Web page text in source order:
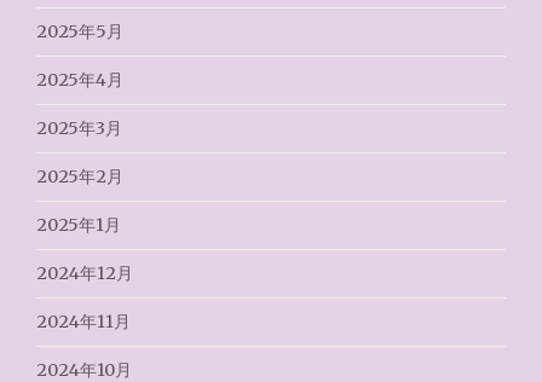
2025年5月
2025年4月
2025年3月
2025年2月
2025年1月
2024年12月
2024年11月
2024年10月